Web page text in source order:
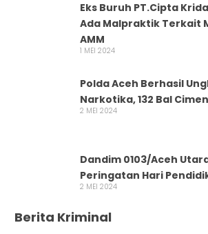
Eks Buruh PT.Cipta Kridatama Diduga
Ada Malpraktik Terkait
AMM
1 MEI 2024
Polda Aceh Berhasil
Narkotika, 132 Bal
2 MEI 2024
Dandim 0103/Aceh
Peringatan Hari
2 MEI 2024
Berita Kriminal